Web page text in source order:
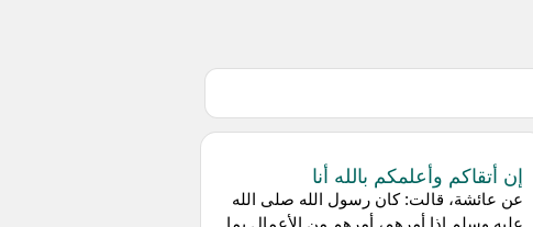
إن أتقاكم وأعلمكم بالله أنا
عن عائشة، قالت: كان رسول الله صلى الله
عليه وسلم إذا أمرهم، أمرهم من الأعمال بما